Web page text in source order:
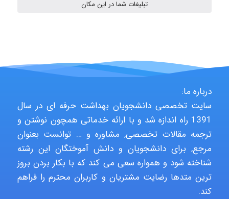
aghajari vahid
Poubakhtiari
تبلیغات شما در این مکان
درباره ما:
سایت تخصصی دانشجویان بهداشت حرفه ای در سال
1391 راه اندازه شد و با ارائه خدماتی همچون نوشتن و
ترجمه مقالات تخصصی, مشاوره و … توانست بعنوان
مرجع, برای دانشجویان و دانش آموختگان این رشته
شناخته شود و همواره سعی می کند که با بکار بردن بروز
ترین متدها رضایت مشتریان و کاربران محترم را فراهم
کند.